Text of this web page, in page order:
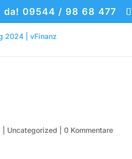
da! 09544 / 98 68 477
Uncategorized |0 Kommentare